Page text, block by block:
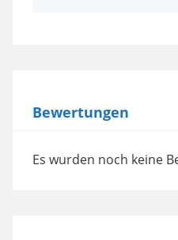
Bewertungen
Es wurden noch keine